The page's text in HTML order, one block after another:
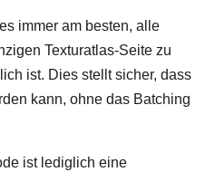
immer am besten, alle
Texturatlas-Seite zu
ist. Dies stellt sicher, dass
kann, ohne das Batching
ist lediglich eine